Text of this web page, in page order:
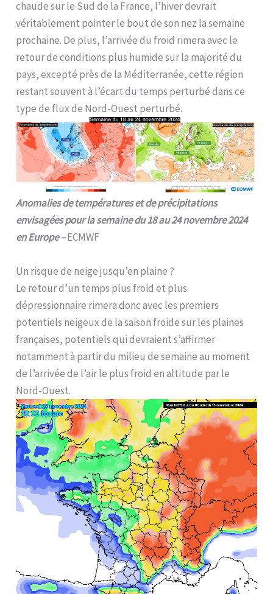
chaude sur le Sud de la France, l’hiver devrait
véritablement pointer le bout de son nez la semaine
prochaine. De plus, l’arrivée du froid rimera avec le
retour de conditions plus humide sur la majorité du
pays, excepté près de la Méditerranée, cette région
restant souvent à l’écart du temps perturbé dans ce
type de flux de Nord-Ouest perturbé.
Anomalies de températures et de précipitations
envisagées pour la semaine du 18 au 24 novembre 2024
en Europe –ECMWF
Un risque de neige jusqu’en plaine ?
Le retour d’un temps plus froid et plus
dépressionnaire rimera donc avec les premiers
potentiels neigeux de la saison froide sur les plaines
françaises, potentiels qui devraient s’affirmer
notamment à partir du milieu de semaine au moment
de l’arrivée de l’air le plus froid en altitude par le
Nord-Ouest.